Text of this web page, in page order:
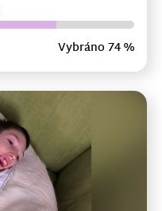
Vybráno 74 %